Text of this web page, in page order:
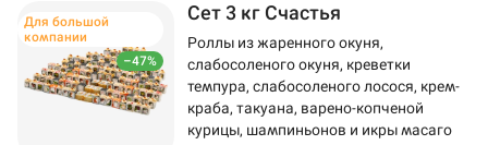
–47%
Для большой
компании
Сет 3 кг Счастья
Роллы из жаренного окуня,
слабосоленого окуня, креветки
темпура, слабосоленого лосося, крем-
краба, такуана, варено-копченой
курицы, шампиньонов и икры масаго